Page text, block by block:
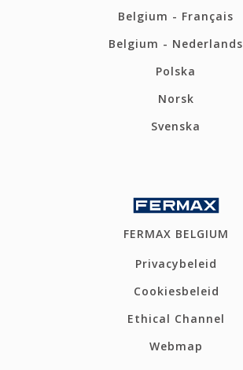
Belgium - Français
Belgium - Nederlands
Polska
Norsk
Svenska
FERMAX BELGIUM
Privacybeleid
Cookiesbeleid
Ethical Channel
Webmap